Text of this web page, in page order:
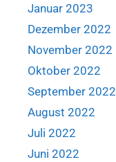
Januar 2023
Dezember 2022
November 2022
Oktober 2022
September 2022
August 2022
Juli 2022
Juni 2022